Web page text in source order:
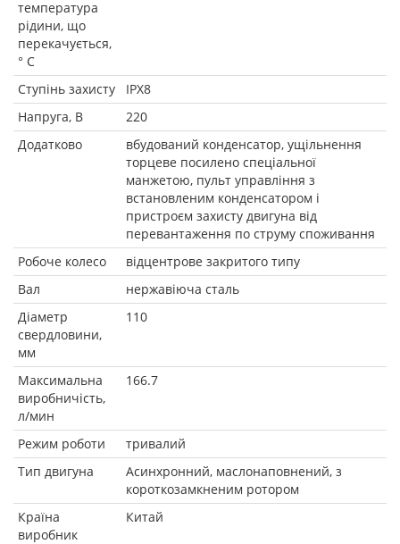
температура
рідини, що
перекачується,
° C
Ступінь захисту
IPX8
Напруга, В
220
Додатково
вбудований конденсатор, ущільнення
торцеве посилено спеціальної
манжетою, пульт управління з
встановленим конденсатором і
пристроєм захисту двигуна від
перевантаження по струму споживання
Робоче колесо
відцентрове закритого типу
Вал
нержавіюча сталь
Діаметр
свердловини,
мм
110
Максимальна
виробничість,
л/мин
166.7
Режим роботи
тривалий
Тип двигуна
Асинхронний, маслонаповнений, з
короткозамкненим ротором
Країна
виробник
Китай